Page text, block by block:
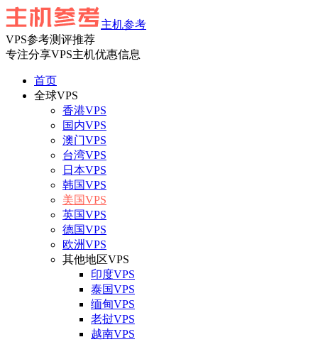
主机参考
VPS参考测评推荐
专注分享VPS主机优惠信息
首页
全球VPS
香港VPS
国内VPS
澳门VPS
台湾VPS
日本VPS
韩国VPS
美国VPS
英国VPS
德国VPS
欧洲VPS
其他地区VPS
印度VPS
泰国VPS
缅甸VPS
老挝VPS
越南VPS